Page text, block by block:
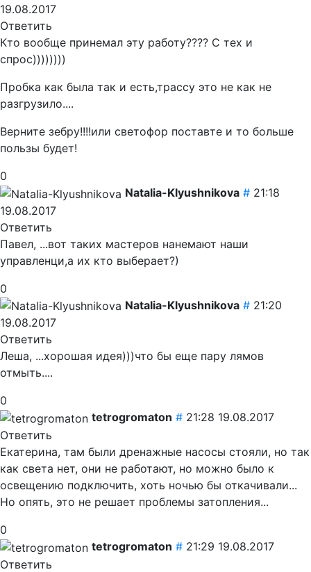
19.08.2017
Ответить
Кто вообще принемал эту работу???? С тех и
спрос))))))))
Пробка как была так и есть,трассу это не как не
разгрузило....
Верните зебру!!!!или светофор поставте и то больше
пользы будет!
0
Natalia-Klyushnikova # 21:18
19.08.2017
Ответить
Павел, ...вот таких мастеров нанемают наши
управленци,а их кто выберает?)
0
Natalia-Klyushnikova # 21:20
19.08.2017
Ответить
Леша, ...хорошая идея)))что бы еще пару лямов
отмыть....
0
tetrogromaton # 21:28 19.08.2017
Ответить
Екатерина, там были дренажные насосы стояли, но так
как света нет, они не работают, но можно было к
освещению подключить, хоть ночью бы откачивали...
Но опять, это не решает проблемы затопления...
0
tetrogromaton # 21:29 19.08.2017
Ответить